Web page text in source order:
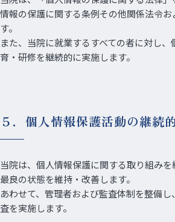
情報の保護に関する条例その他関係法令
す。
また、当院に就業するすべての者に対し
育・研修を継続的に実施します。
５．個人情報保護活動の継続
当院は、個人情報保護に関する取り組み
最良の状態を維持・改善します。
あわせて、管理者および監査体制を整備
査を実施します。